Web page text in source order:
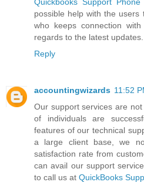
possible help with the users
who keeps connection
regards to the latest updates.
Reply
accountingwizards 11:52
Our support services are
of individuals are
features of our technical
a large client base, we
satisfaction rate from
can avail our support
to call us at QuickBooks